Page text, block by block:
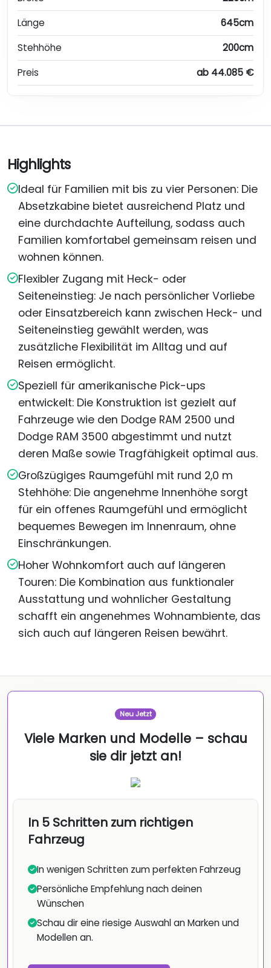
Länge
645cm
Stehhöhe
200cm
Preis
ab 44.085 €
Highlights
Ideal für Familien mit bis zu vier Personen: Die
Absetzkabine bietet ausreichend Platz und
eine durchdachte Aufteilung, sodass auch
Familien komfortabel gemeinsam reisen und
wohnen können.
Flexibler Zugang mit Heck- oder
Seiteneinstieg: Je nach persönlicher Vorliebe
oder Einsatzbereich kann zwischen Heck- und
Seiteneinstieg gewählt werden, was
zusätzliche Flexibilität im Alltag und auf
Reisen ermöglicht.
Speziell für amerikanische Pick-ups
entwickelt: Die Konstruktion ist gezielt auf
Fahrzeuge wie den Dodge RAM 2500 und
Dodge RAM 3500 abgestimmt und nutzt
deren Maße sowie Tragfähigkeit optimal aus.
Großzügiges Raumgefühl mit rund 2,0 m
Stehhöhe: Die angenehme Innenhöhe sorgt
für ein offenes Raumgefühl und ermöglicht
bequemes Bewegen im Innenraum, ohne
Einschränkungen.
Hoher Wohnkomfort auch auf längeren
Touren: Die Kombination aus funktionaler
Ausstattung und wohnlicher Gestaltung
schafft ein angenehmes Wohnambiente, das
sich auch auf längeren Reisen bewährt.
Neu Jetzt
Viele Marken und Modelle – schau
sie dir jetzt an!
In 5 Schritten zum richtigen
Fahrzeug
In wenigen Schritten zum perfekten Fahrzeug
Persönliche Empfehlung nach deinen
Wünschen
Schau dir eine riesige Auswahl an Marken und
Modellen an.